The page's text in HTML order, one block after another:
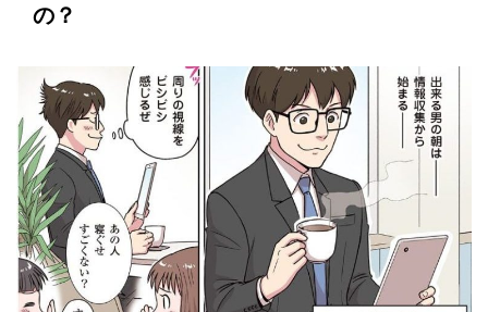
の？